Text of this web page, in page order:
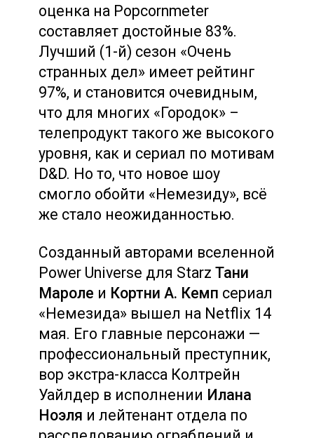
оценка на Popcornmeter
составляет достойные 83%.
Лучший (1-й) сезон «Очень
странных дел» имеет рейтинг
97%, и становится очевидным,
что для многих «Городок» –
телепродукт такого же высокого
уровня, как и сериал по мотивам
D&D. Но то, что новое шоу
смогло обойти «Немезиду», всё
же стало неожиданностью.
Созданный авторами вселенной
Power Universe для Starz Тани
Мароле и Кортни А. Кемп сериал
«Немезида» вышел на Netflix 14
мая. Его главные персонажи —
профессиональный преступник,
вор экстра-класса Колтрейн
Уайлдер в исполнении Илана
Ноэля и лейтенант отдела по